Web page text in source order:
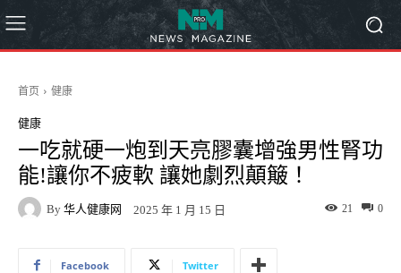
首页 健康
健康
一吃就硬一炮到天亮膠囊增強男性腎功
能!讓你不疲軟 讓她劇烈顛簸！
By 华人健康网 2025 年 1 月 15 日 0
21
Facebook Twitter